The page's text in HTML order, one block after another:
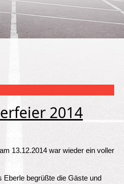
2014
13.12.2014 war wieder ein voller
Eberle begrüßte die Gäste und